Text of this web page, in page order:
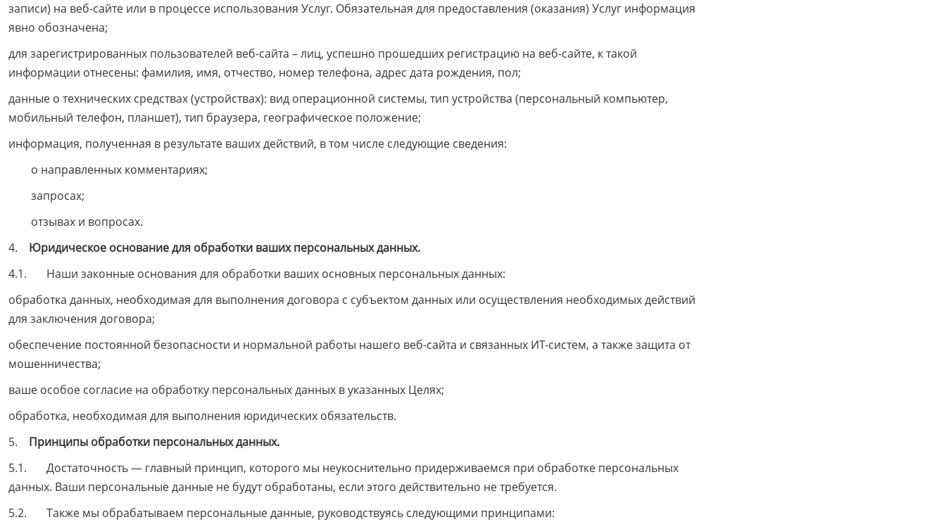
записи) на веб-сайте или в процессе использования Услуг. Обязательная для предоставления (оказания) Услуг информация
явно обозначена;
для зарегистрированных пользователей веб-сайта – лиц, успешно прошедших регистрацию на веб-сайте, к такой
информации отнесены: фамилия, имя, отчество, номер телефона, адрес дата рождения, пол;
данные о технических средствах (устройствах): вид операционной системы, тип устройства (персональный компьютер,
мобильный телефон, планшет), тип браузера, географическое положение;
информация, полученная в результате ваших действий, в том числе следующие сведения:
о направленных комментариях;
запросах;
отзывах и вопросах.
4. Юридическое основание для обработки ваших персональных данных.
4.1. Наши законные основания для обработки ваших основных персональных данных:
обработка данных, необходимая для выполнения договора с субъектом данных или осуществления необходимых действий
для заключения договора;
обеспечение постоянной безопасности и нормальной работы нашего веб-сайта и связанных ИТ-систем, а также защита от
мошенничества;
ваше особое согласие на обработку персональных данных в указанных Целях;
обработка, необходимая для выполнения юридических обязательств.
5. Принципы обработки персональных данных.
5.1. Достаточность — главный принцип, которого мы неукоснительно придерживаемся при обработке персональных
данных. Ваши персональные данные не будут обработаны, если этого действительно не требуется.
5.2. Также мы обрабатываем персональные данные, руководствуясь следующими принципами: